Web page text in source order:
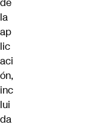
la
ap
lic
aci
ón,
inc
lui
da